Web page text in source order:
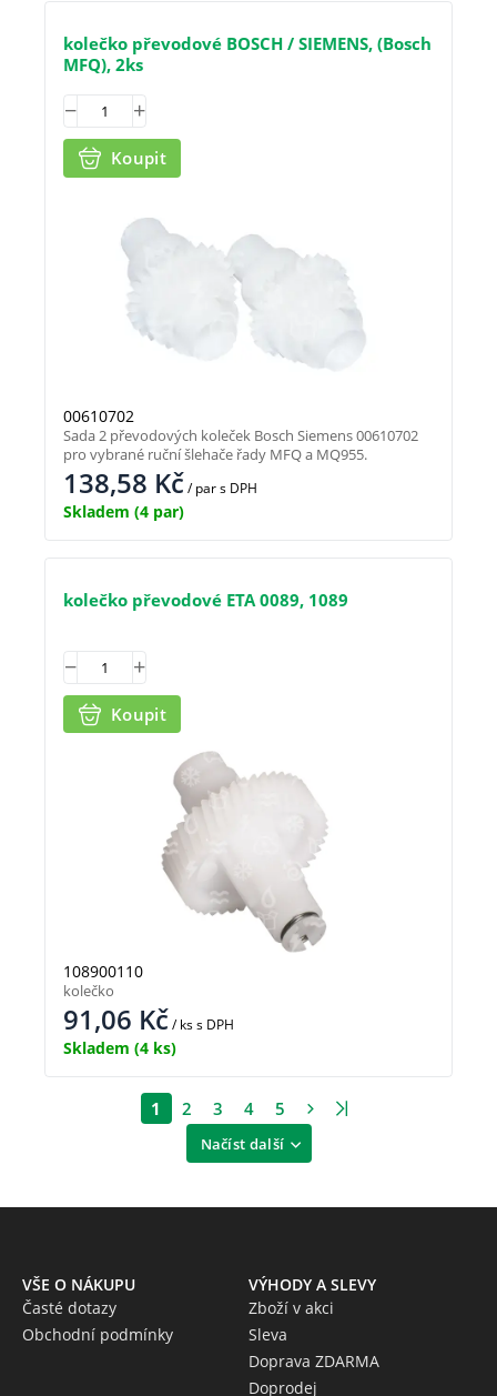
kolečko převodové BOSCH / SIEMENS, (Bosch
MFQ), 2ks
00610702
138,58 Kč/ pars DPH
Skladem (4 par)
Koupit
Sada 2 převodových koleček Bosch Siemens 00610702
pro vybrané ruční šlehače řady MFQ a MQ955.
kolečko převodové ETA 0089, 1089
108900110
91,06 Kč/ kss DPH
Skladem (4 ks)
Koupit
kolečko
Načíst další
1 2 3 4 5
VŠE O NÁKUPU
Časté dotazy
Obchodní podmínky
VÝHODY A SLEVY
Zboží v akci
Sleva
Doprava ZDARMA
Doprodej